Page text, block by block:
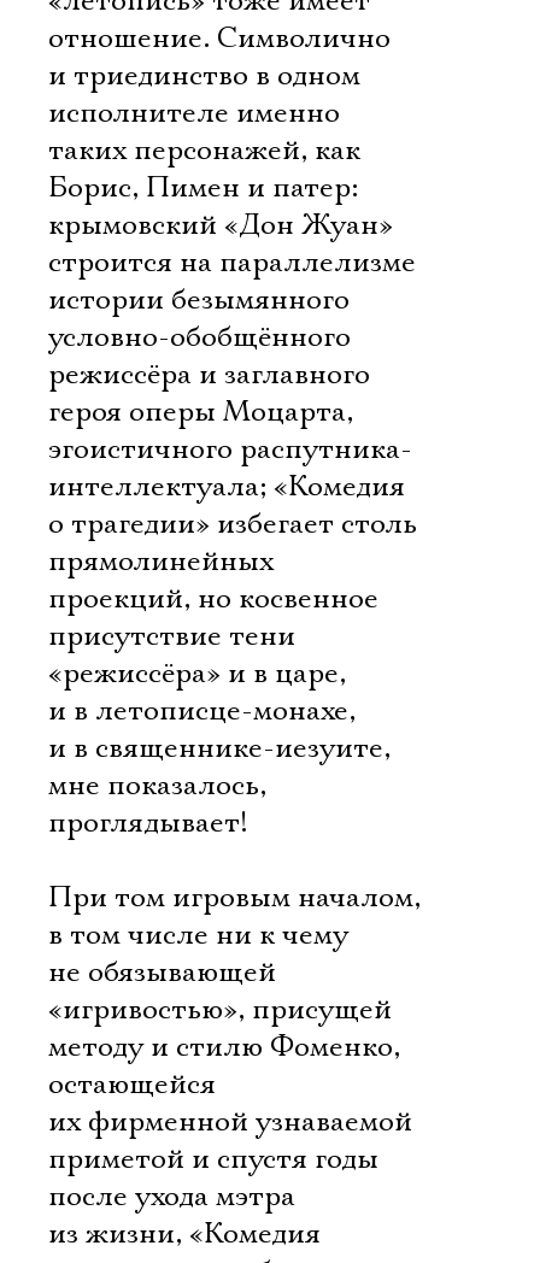
отношение. Символично
и триединство в одном
исполнителе именно
таких персонажей, как
Борис, Пимен и патер:
крымовский «Дон Жуан»
строится на параллелизме
истории безымянного
условно-обобщённого
режиссёра и заглавного
героя оперы Моцарта,
эгоистичного распутника-
интеллектуала; «Комедия
о трагедии» избегает столь
прямолинейных
проекций, но косвенное
присутствие тени
«режиссёра» и в царе,
и в летописце-монахе,
и в священнике-иезуите,
мне показалось,
проглядывает!
При том игровым началом,
в том числе ни к чему
не обязывающей
«игривостью», присущей
методу и стилю Фоменко,
остающейся
их фирменной узнаваемой
приметой и спустя годы
после ухода мэтра
из жизни, «Комедия